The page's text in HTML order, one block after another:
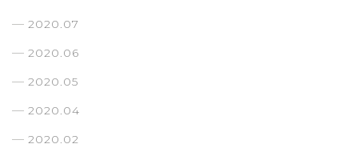
2020.07
2020.06
2020.05
2020.04
2020.02